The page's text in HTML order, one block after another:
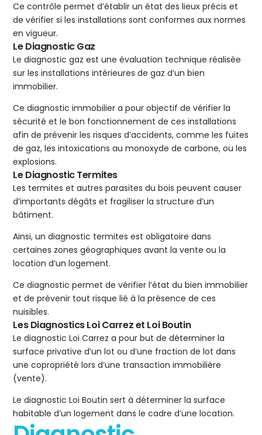
Ce contrôle permet d’établir un état des lieux précis et
de vérifier si les installations sont conformes aux normes
en vigueur.
Le Diagnostic Gaz
Le diagnostic gaz est une évaluation technique réalisée
sur les installations intérieures de gaz d’un bien
immobilier.
Ce diagnostic immobilier a pour objectif de vérifier la
sécurité et le bon fonctionnement de ces installations
afin de prévenir les risques d’accidents, comme les fuites
de gaz, les intoxications au monoxyde de carbone, ou les
explosions.
Le Diagnostic Termites
Les termites et autres parasites du bois peuvent causer
d’importants dégâts et fragiliser la structure d’un
bâtiment.
Ainsi, un diagnostic termites est obligatoire dans
certaines zones géographiques avant la vente ou la
location d’un logement.
Ce diagnostic permet de vérifier l’état du bien immobilier
et de prévenir tout risque lié à la présence de ces
nuisibles.
Les Diagnostics Loi Carrez et Loi Boutin
Le diagnostic Loi Carrez a pour but de déterminer la
surface privative d’un lot ou d’une fraction de lot dans
une copropriété lors d’une transaction immobilière
(vente).
Le diagnostic Loi Boutin sert à déterminer la surface
habitable d’un logement dans le cadre d’une location.